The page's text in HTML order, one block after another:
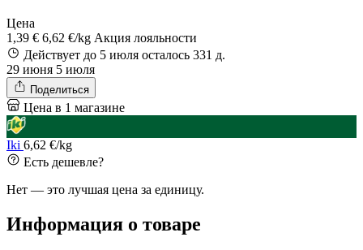
Цена
1,39 € 6,62 €/kg Акция лояльности
Действует до 5 июля осталось 331 д.
29 июня 5 июля
Поделиться
Цена в 1 магазине
Iki 6,62 €/kg
Есть дешевле?
Нет — это лучшая цена за единицу.
Информация о товаре